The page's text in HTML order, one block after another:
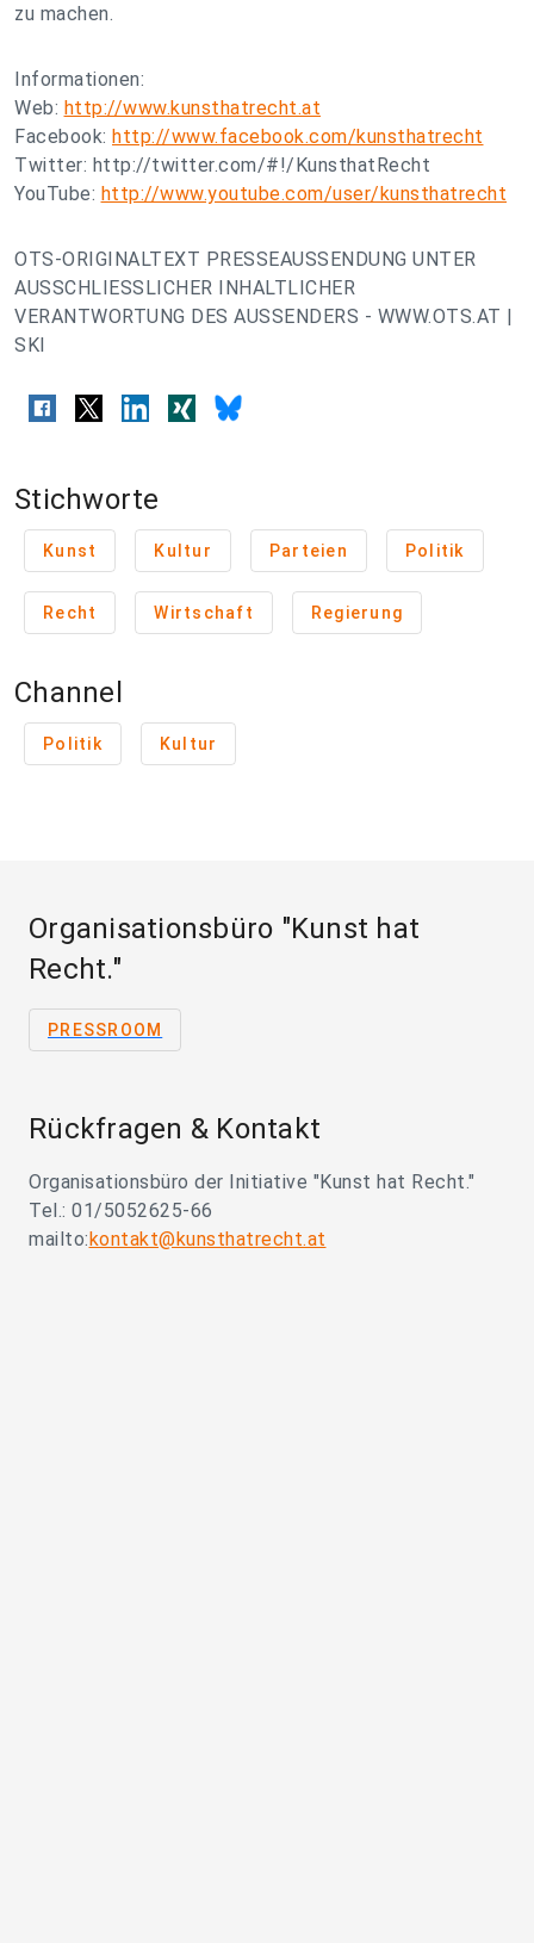
zu machen.
Informationen:
Web: http://www.kunsthatrecht.at
Facebook: http://www.facebook.com/kunsthatrecht
Twitter: http://twitter.com/#!/KunsthatRecht
YouTube: http://www.youtube.com/user/kunsthatrecht
OTS-ORIGINALTEXT PRESSEAUSSENDUNG UNTER
AUSSCHLIESSLICHER INHALTLICHER
VERANTWORTUNG DES AUSSENDERS - WWW.OTS.AT |
SKI
Stichworte
Kunst Kultur Parteien Politik
Recht Wirtschaft Regierung
Channel
Politik Kultur
Organisationsbüro "Kunst hat
Recht."
PRESSROOM
Rückfragen & Kontakt
Organisationsbüro der Initiative "Kunst hat Recht."
Tel.: 01/5052625-66
mailto: kontakt@kunsthatrecht.at